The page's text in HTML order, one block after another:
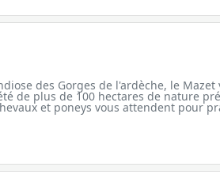
des Gorges de l'ardèche, le Mazet
de plus de 100 hectares de nature
et poneys vous attendent pour